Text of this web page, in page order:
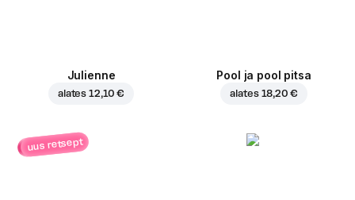
Julienne
alates 12,10 €
Pool ja pool pitsa
alates 18,20 €
uus retsept